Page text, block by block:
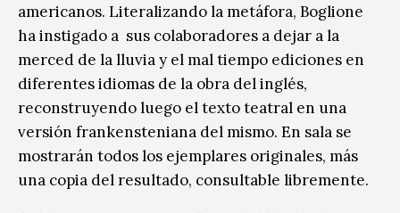
americanos. Literalizando la metáfora, Boglione
ha instigado a sus colaboradores a dejar a la
merced de la lluvia y el mal tiempo ediciones en
diferentes idiomas de la obra del inglés,
reconstruyendo luego el texto teatral en una
versión frankensteniana del mismo. En sala se
mostrarán todos los ejemplares originales, más
una copia del resultado, consultable libremente.